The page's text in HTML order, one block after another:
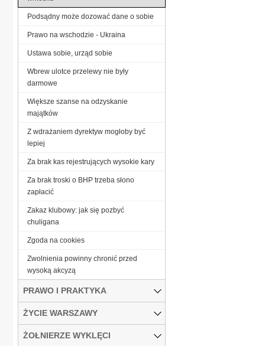
Podsądny może dozować dane o sobie
Prawo na wschodzie - Ukraina
Ustawa sobie, urząd sobie
Wbrew ulotce przelewy nie były
darmowe
Większe szanse na odzyskanie
majątków
Z wdrażaniem dyrektyw mogłoby być
lepiej
Za brak kas rejestrujących wysokie kary
Za brak troski o BHP trzeba słono
zapłacić
Zakaz klubowy: jak się pozbyć
chuligana
Zgoda na cookies
Zwolnienia powinny chronić przed
wysoką akcyzą
PRAWO I PRAKTYKA
ŻYCIE WARSZAWY
ŻOŁNIERZE WYKLĘCI